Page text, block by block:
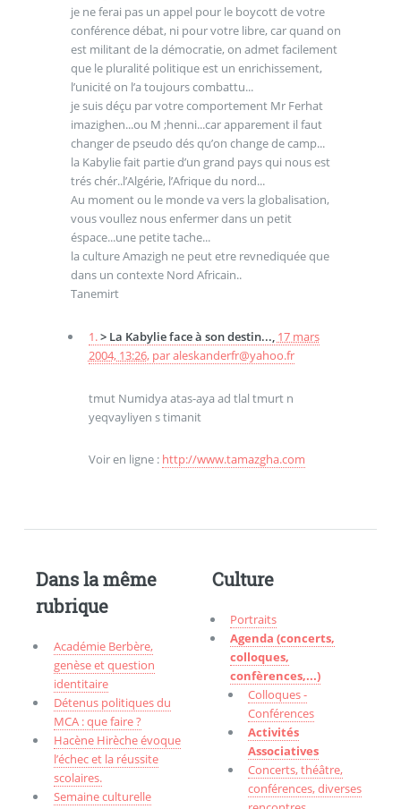
je ne ferai pas un appel pour le boycott de votre
conférence débat, ni pour votre libre, car quand on
est militant de la démocratie, on admet facilement
que le pluralité politique est un enrichissement,
l’unicité on l’a toujours combattu...
je suis déçu par votre comportement Mr Ferhat
imazighen...ou M ;henni...car apparement il faut
changer de pseudo dés qu’on change de camp...
la Kabylie fait partie d’un grand pays qui nous est
trés chér..l’Algérie, l’Afrique du nord...
Au moment ou le monde va vers la globalisation,
vous voullez nous enfermer dans un petit
éspace...une petite tache...
la culture Amazigh ne peut etre revnediquée que
dans un contexte Nord Africain..
Tanemirt
1.> La Kabylie face à son destin..., 17 mars
2004, 13:26, paraleskanderfr@yahoo.fr
tmut Numidya atas-aya ad tlal tmurt n
yeqvayliyen s timanit
Voir en ligne : http://www.tamazgha.com
Dans la même
rubrique
Académie Berbère,
genèse et question
identitaire
Détenus politiques du
MCA : que faire ?
Hacène Hirèche évoque
l’échec et la réussite
scolaires.
Semaine culturelle
Culture
Portraits
Agenda (concerts,
colloques,
confèrences,...)
Colloques -
Conférences
Activités
Associatives
Concerts, théâtre,
conférences, diverses